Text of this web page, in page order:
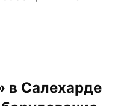
в Салехарде